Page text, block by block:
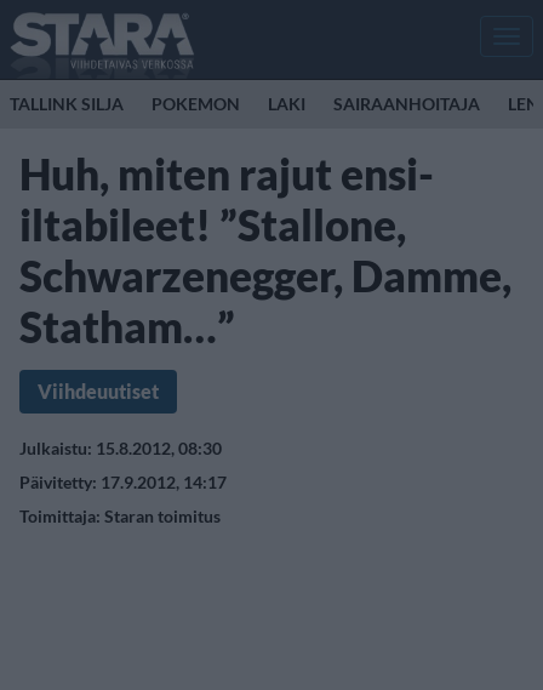
TALLINK SILJA POKEMON LAKI SAIRAANHOITAJA
Huh, miten rajut ensi-
iltabileet! ”Stallone,
Schwarzenegger, Damme,
Statham…”
Viihdeuutiset
Julkaistu: 15.8.2012, 08:30
Päivitetty: 17.9.2012, 14:17
Toimittaja: Staran toimitus